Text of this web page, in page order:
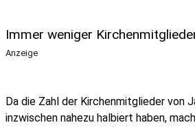
Immer weniger
Anzeige
Da die Zahl der Kirchenmitglieder von
inzwischen nahezu halbiert haben,